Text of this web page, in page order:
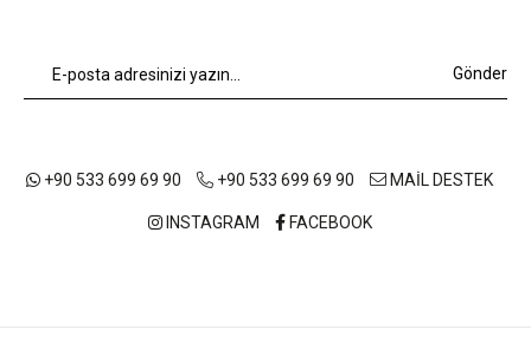
Gönder
+90 533 699 69 90 +90 533 699 69 90 MAİL DESTEK
INSTAGRAM FACEBOOK